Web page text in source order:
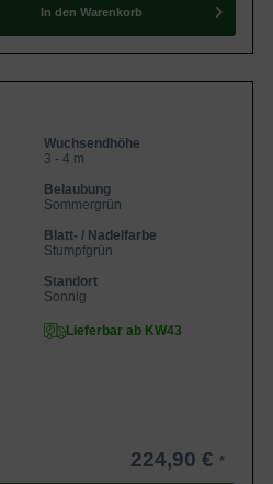
In den Warenkorb
Wuchsendhöhe
3 - 4 m
Belaubung
Sommergrün
Blatt- / Nadelfarbe
Stumpfgrün
Standort
Sonnig
Lieferbar ab KW43
224,90 €